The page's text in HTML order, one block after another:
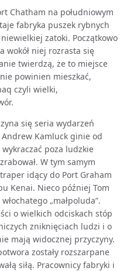
Chatham na południowym
fabryka puszek rybnych
zatoki. Początkowo
wokół niej rozrasta się
twierdzą, że to miejsce
powinien mieszkać,
czyli wielki,
się seria wydarzeń
Kamluck ginie od
poza ludzkie
W tym samym
idący do Port Graham
Kenai. Nieco później Tom
„małpoluda”.
o wielkich odciskach stóp
zniknięciach ludzi i o
mają widocznej przyczyny.
zostały rozszarpane
siłą. Pracownicy fabryki i